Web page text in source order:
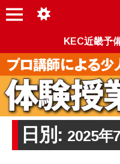
KEC近畿予
日別: 2025年